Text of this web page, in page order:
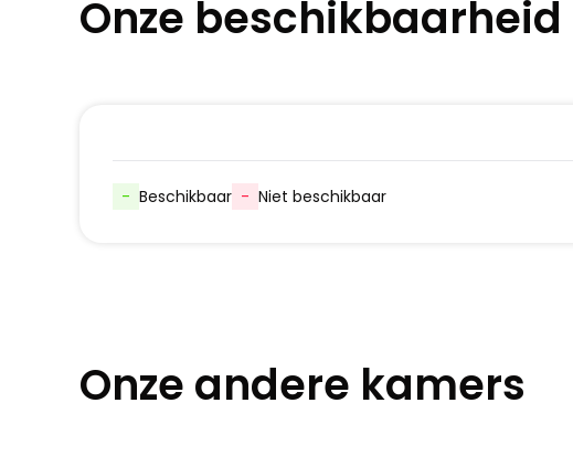
Onze beschikbaarheid
- Beschikbaar - Niet beschikbaar
Onze andere kamers